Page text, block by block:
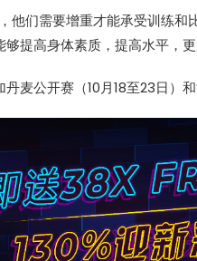
他们需要增重才能承受训练
提高身体素质，提高水平，
麦公开赛（10月18至23日）
台合唱！赞大马